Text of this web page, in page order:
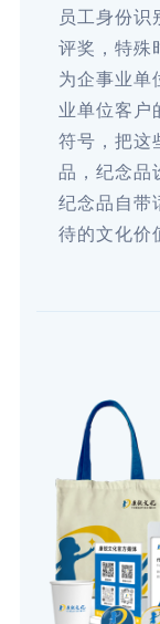
员工身份识
评奖，特殊
为企事业单
业单位客户
符号，把这
品，纪念品
纪念品自带
待的文化价